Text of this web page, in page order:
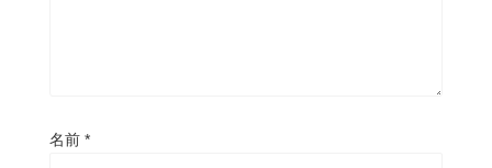
名前 *